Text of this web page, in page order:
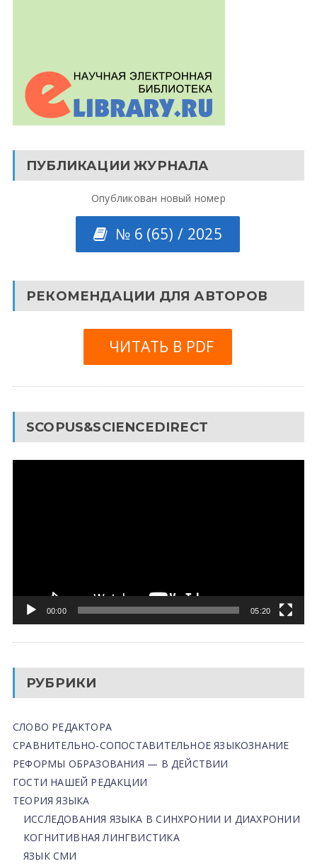
ПУБЛИКАЦИИ ЖУРНАЛА
Опубликован новый номер
№ 6 (65) / 2025
РЕКОМЕНДАЦИИ ДЛЯ АВТОРОВ
ЧИТАТЬ В PDF
SCOPUS&SCIENCEDIRECT
00:00 05:20
РУБРИКИ
СЛОВО РЕДАКТОРА
СРАВНИТЕЛЬНО-СОПОСТАВИТЕЛЬНОЕ ЯЗЫКОЗНАНИЕ
РЕФОРМЫ ОБРАЗОВАНИЯ — В ДЕЙСТВИИ
ГОСТИ НАШЕЙ РЕДАКЦИИ
ТЕОРИЯ ЯЗЫКА
ИССЛЕДОВАНИЯ ЯЗЫКА В СИНХРОНИИ И ДИАХРОНИИ
КОГНИТИВНАЯ ЛИНГВИСТИКА
ЯЗЫК СМИ